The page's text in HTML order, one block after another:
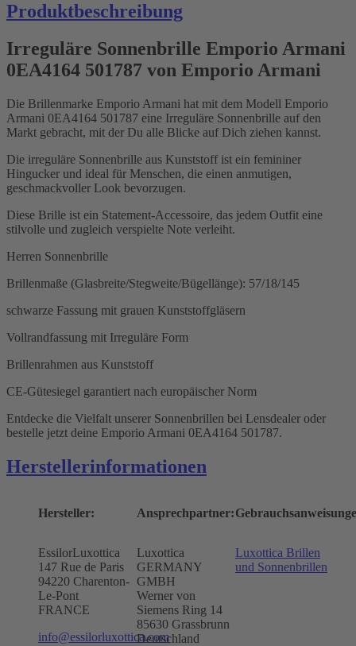
Produktbeschreibung
Irreguläre Sonnenbrille Emporio Armani
0EA4164 501787 von Emporio Armani
Die Brillenmarke Emporio Armani hat mit dem Modell Emporio
Armani 0EA4164 501787 eine Irreguläre Sonnenbrille auf den
Markt gebracht, mit der Du alle Blicke auf Dich ziehen kannst.
Die irreguläre Sonnenbrille aus Kunststoff ist ein femininer
Hingucker und ideal für Menschen, die einen anmutigen,
geschmackvoller Look bevorzugen.
Diese Brille ist ein Statement-Accessoire, das jedem Outfit eine
stilvolle und zugleich verspielte Note verleiht.
Herren Sonnenbrille
Brillenmaße (Glasbreite/Stegweite/Bügellänge): 57/18/145
schwarze Fassung mit grauen Kunststoffgläsern
Vollrandfassung mit Irreguläre Form
Brillenrahmen aus Kunststoff
CE-Gütesiegel garantiert nach europäischer Norm
Entdecke die Vielfalt unserer Sonnenbrillen bei Lensdealer oder
bestelle jetzt deine Emporio Armani 0EA4164 501787.
Herstellerinformationen
Hersteller:
EssilorLuxottica
147 Rue de Paris
94220 Charenton-
Le-Pont
FRANCE
info@essilorluxottica.com
Ansprechpartner:
Luxottica
GERMANY
GMBH
Werner von
Siemens Ring 14
85630 Grassbrunn
Deutschland
Luxottica Brillen
und Sonnenbrillen